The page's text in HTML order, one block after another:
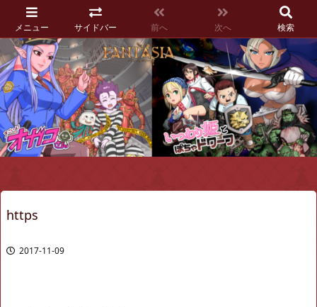
メニュー サイドバー 前へ 次へ 検索
https
2017-11-09